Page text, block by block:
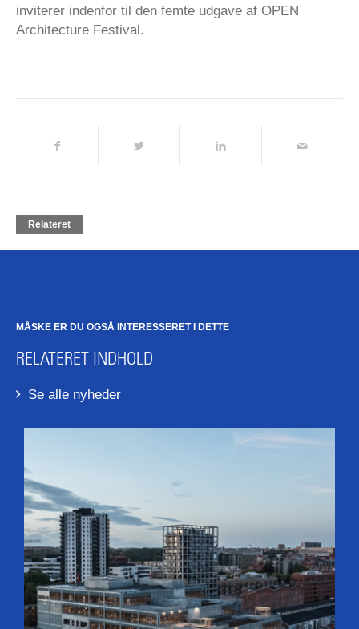
inviterer indenfor til den femte udgave af OPEN
Architecture Festival.
Relateret
MÅSKE ER DU OGSÅ INTERESSERET I DETTE
RELATERET INDHOLD
Se alle nyheder